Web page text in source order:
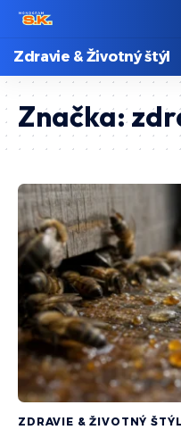
Zdravie & Životný štýl
Značka:
ZDRAVIE & ŽIVOTNÝ ŠTÝL